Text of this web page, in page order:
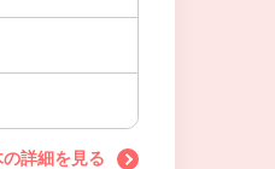
詳細を見る